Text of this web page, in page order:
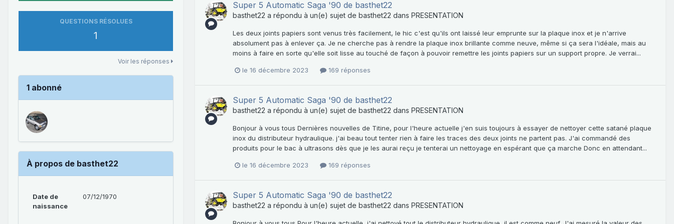
QUESTIONS RÉSOLUES
1
Voir les réponses
1 abonné
À propos de basthet22
Date de
naissance
07/12/1970
Super 5 Automatic Saga '90 de basthet22
basthet22 a répondu à un(e) sujet de basthet22 dans PRESENTATION
Les deux joints papiers sont venus très facilement, le hic c'est qu'ils ont laissé leur emprunte sur la plaque inox et je n'arrive
absolument pas à enlever ça. Je ne cherche pas à rendre la plaque inox brillante comme neuve, même si ça sera l'idéale, mais au
moins à faire en sorte qu'elle soit lisse au touché de façon à pouvoir remettre les joints papiers sur un support propre. Je verrai...
le 16 décembre 2023 169 réponses
Super 5 Automatic Saga '90 de basthet22
basthet22 a répondu à un(e) sujet de basthet22 dans PRESENTATION
Bonjour à vous tous Dernières nouvelles de Titine, pour l'heure actuelle j'en suis toujours à essayer de nettoyer cette satané plaque
inox du distributeur hydraulique. j'ai beau tout tenter rien à faire les traces des deux joints ne partent pas. J'ai commandé des
produits pour le bac à ultrasons dès que je les aurai reçu je tenterai un nettoyage en espérant que ça marche Donc en attendant...
le 16 décembre 2023 169 réponses
Super 5 Automatic Saga '90 de basthet22
basthet22 a répondu à un(e) sujet de basthet22 dans PRESENTATION